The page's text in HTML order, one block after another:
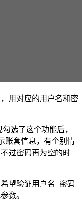
用对应的用户名和密
选了这个功能后，
账套信息，有个别情
过密码再为空的时
望验证用户名+密码
数。